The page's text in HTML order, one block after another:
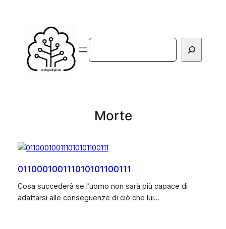
contenuto
Cerca
Morte
011000100111010101100111
Cosa succederà se l’uomo non sarà più capace di
adattarsi alle conseguenze di ciò che lui…